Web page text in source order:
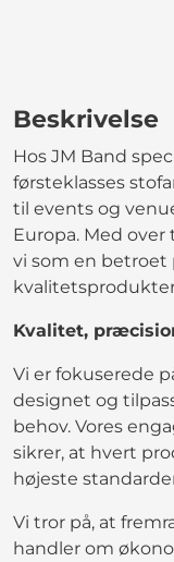
Beskrivelse
Hos JM Band
førsteklasses
til events og
Europa. Med
vi som en betroet
Kvalitet,
Vi er fokuserede
designet og
behov. Vores
sikrer, at hvert
højeste
Vi tror på, at
handler om